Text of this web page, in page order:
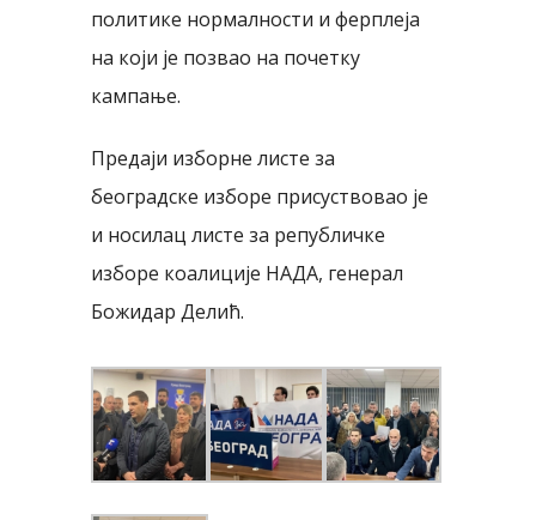
политике нормалности и ферплеја
на који је позвао на почетку
кампање.
Предаји изборне листе за
београдске изборе присуствовао је
и носилац листе за републичке
изборе коалиције НАДА, генерал
Божидар Делић.